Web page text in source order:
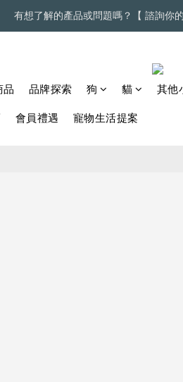
超商滿＄1,200  /  宅配滿
有想了解的產品或問題嗎？【 諮詢你
超商滿＄1,200  /  宅配滿
品 品牌探索 狗 貓 其他
會員禮遇 寵物生活提案